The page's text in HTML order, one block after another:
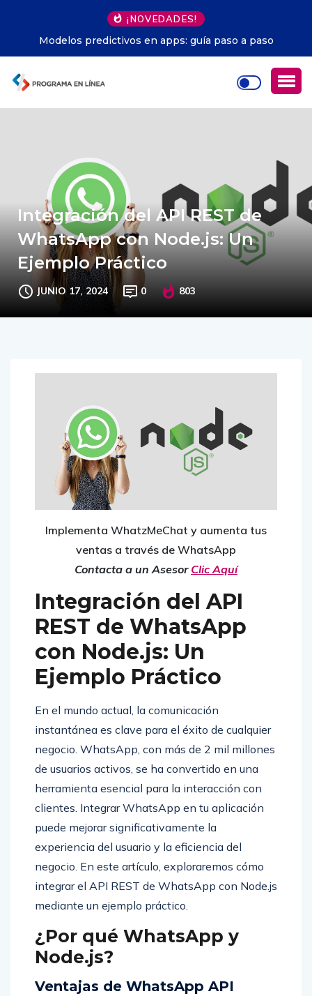
¡NOVEDADES!
Modelos predictivos en apps: guía paso a paso
Integración del API REST de
WhatsApp con Node.js: Un
Ejemplo Práctico
JUNIO 17, 2024 0 803
Implementa WhatzMeChat y aumenta tus
ventas a través de WhatsApp
Contacta a un Asesor Clic Aquí
Integración del API
REST de WhatsApp
con Node.js: Un
Ejemplo Práctico
En el mundo actual, la comunicación
instantánea es clave para el éxito de cualquier
negocio. WhatsApp, con más de 2 mil millones
de usuarios activos, se ha convertido en una
herramienta esencial para la interacción con
clientes. Integrar WhatsApp en tu aplicación
puede mejorar significativamente la
experiencia del usuario y la eficiencia del
negocio. En este artículo, exploraremos cómo
integrar el API REST de WhatsApp con Node.js
mediante un ejemplo práctico.
¿Por qué WhatsApp y
Node.js?
Ventajas de WhatsApp API